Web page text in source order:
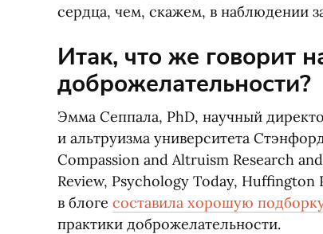
сердца, чем, скажем, в наблюдении
Итак, что же говорит
доброжелательности?
Эмма Сеппала, PhD, научный
и альтруизма университета
Compassion and Altruism Research
Review, Psychology Today,
в блоге составила хорошую
практики доброжелательности.